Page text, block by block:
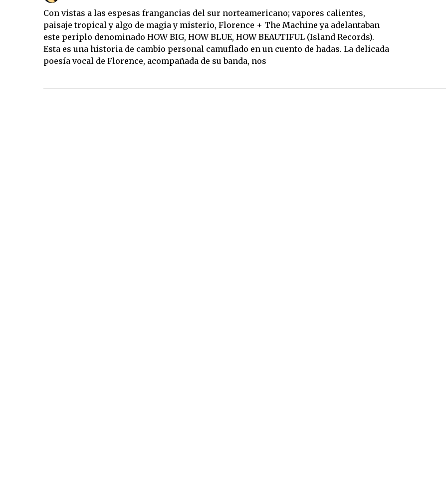
Con vistas a las espesas frangancias del sur norteamericano; vapores calientes,
paisaje tropical y algo de magia y misterio, Florence + The Machine ya adelantaban
este periplo denominado HOW BIG, HOW BLUE, HOW BEAUTIFUL (Island Records).
Esta es una historia de cambio personal camuflado en un cuento de hadas. La delicada
poesía vocal de Florence, acompañada de su banda, nos